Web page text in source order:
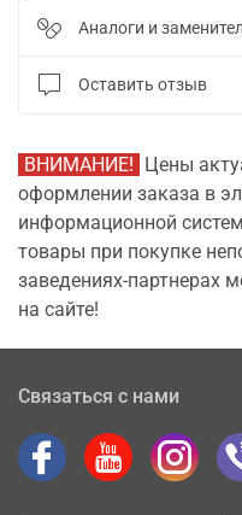
Аналоги и
Оставить отзыв
ВНИМАНИЕ! Цены
оформлении заказа в
информационной
товары при покупке
заведениях-партнерах
на сайте!
Связаться с нами